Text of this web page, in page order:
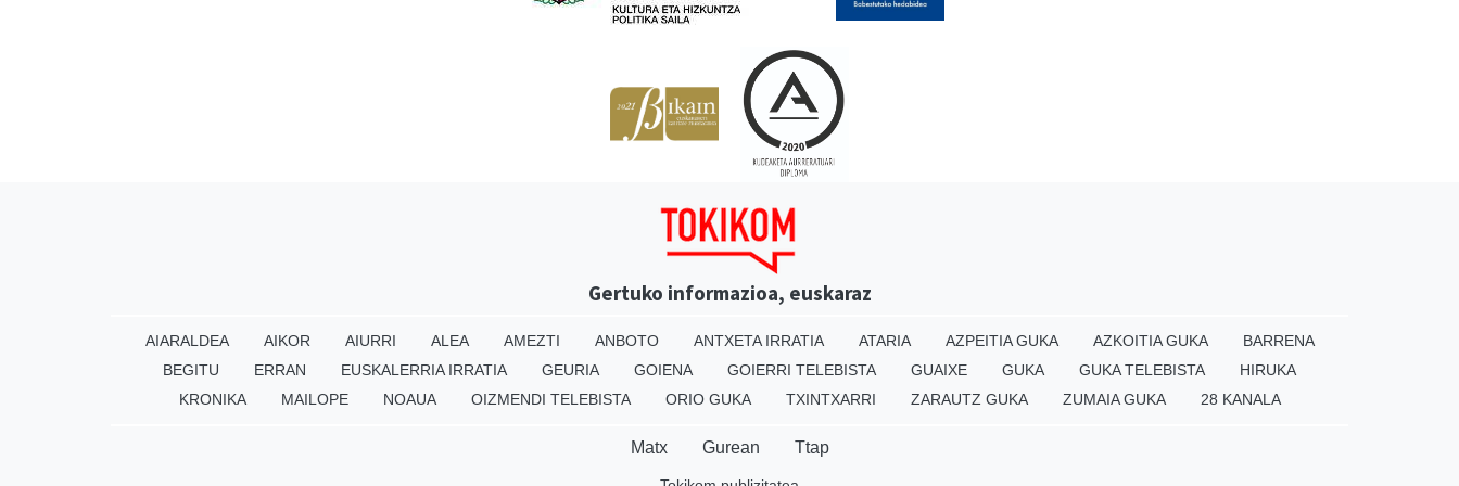
Gertuko informazioa, euskaraz
AIARALDEA AIKOR AIURRI ALEA AMEZTI ANBOTO ANTXETA IRRATIA ATARIA AZPEITIA GUKA AZKOITIA GUKA
BARRENA
BEGITU
ERRAN EUSKALERRIA IRRATIA GEURIA GOIENA GOIERRI TELEBISTA GUAIXE GUKA GUKA TELEBISTA
HIRUKA
KRONIKA
MAILOPE NOAUA OIZMENDI TELEBISTA ORIO GUKA TXINTXARRI ZARAUTZ GUKA ZUMAIA GUKA 28 KANALA
Matx Gurean Ttap